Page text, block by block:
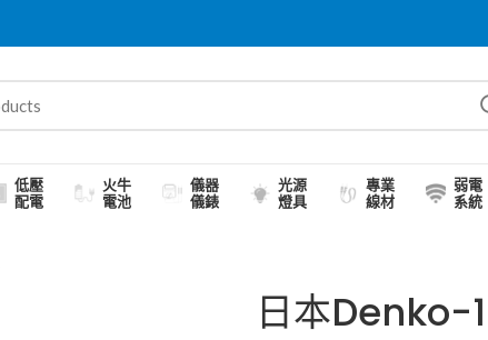
低壓
配電
火牛
電池
儀器
儀錶
光源
燈具
專業
線材
弱電
系統
日本Denko-